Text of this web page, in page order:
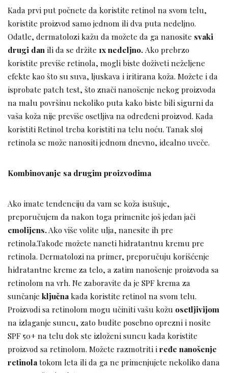
Kada prvi put počnete da koristite retinol na svom telu,
koristite proizvod samo jednom ili dva puta nedeljno.
Odatle, dermatolozi kažu da možete da ga nanosite svaki
drugi dan ili da se držite 1x nedeljno. Ako prebrzo
koristite previše retinola, mogli biste doživeti neželjene
efekte kao što su suva, ljuskava i iritirana koža. Možete i da
isprobate patch test, što znači nanošenje nekog proizvoda
na malu površinu nekoliko puta kako biste bili sigurni da
vaša koža nije previše osetljiva na određeni proizvod. Kada
koristiti Retinol treba koristiti na telu noću. Tanak sloj
retinola se može nanositi jednom dnevno, idealno uveče.
Kombinovanje sa drugim proizvodima
Ako imate tendenciju da vam se koža isušuje,
preporučujem da nakon toga primenite još jedan jači
emolijens.Ako više volite ulja, nanesite ih pre
retinola.Takođe možete naneti hidratantnu kremu pre
retinola. Dermatolozi na primer, preporučuju korišćenje
hidratantne kreme za telo, a zatim nanošenje proizvoda sa
retinolom na vrh. Ne zaboravite da je SPF krema za
sunčanje ključnakada koristite retinol na svom telu.
Proizvodi sa retinolom mogu učiniti vašu kožu osetljivijom
na izlaganje suncu, zato budite posebno oprezni i nosite
SPF 50+ na telu dok ste izloženi suncu kada koristite
proizvod sa retinolom. Možete razmotriti iređe nanošenje
retinolatokom leta ili da ga ne primenjujete nekoliko dana